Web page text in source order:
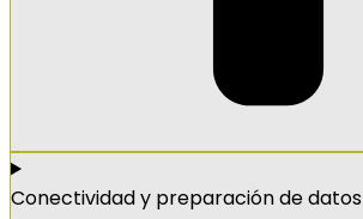
Conectividad y preparación de datos